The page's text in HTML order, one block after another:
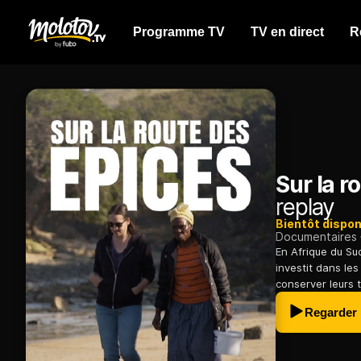
Programme TV TV en direct
Sur la
replay
Bientôt
Documentaires
En Afrique du
investit dans
conserver leurs
Regarder